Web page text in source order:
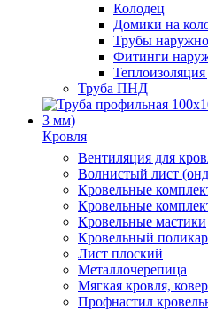
Колодец
Домики на
Трубы
Фитинги
Теплоизоляция
Труба ПНД
Кровля
Вентиляция для
Волнистый лист
Кровельные
Кровельные
Кровельные мастики
Кровельный
Лист плоский
Металлочерепица
Мягкая кровля, ковер
Профнастил